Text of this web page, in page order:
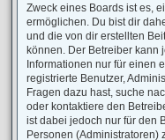
Zweck eines Boards ist es,
ermöglichen. Du bist dir
und die von dir erstellten
können. Der Betreiber kann
Informationen nur für einen
registrierte Benutzer,
Fragen dazu hast, suche
oder kontaktiere den
ist dabei jedoch nur für den
Personen (Administratoren)